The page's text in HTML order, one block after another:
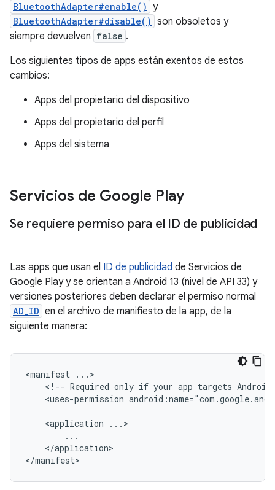
BluetoothAdapter#enable() y
BluetoothAdapter#disable() son obsoletos y
siempre devuelven false .
Los siguientes tipos de apps están exentos de estos
cambios:
Apps del propietario del dispositivo
Apps del propietario del perfil
Apps del sistema
Servicios de Google Play
Se requiere permiso para el ID de publicidad
Las apps que usan el ID de publicidad de Servicios de
Google Play y se orientan a Android 13 (nivel de API 33) y
versiones posteriores deben declarar el permiso normal
AD_ID en el archivo de manifiesto de la app, de la
siguiente manera:
<manifest
<!-- Required only if your app targets Android
<uses-permission
<application
</application>